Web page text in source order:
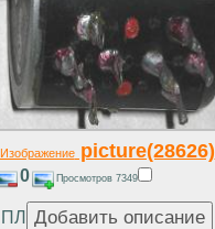
Изображениеpicture(28626)
0 Просмотров 7349
ПЛ